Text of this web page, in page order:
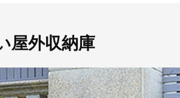
屋外収納庫